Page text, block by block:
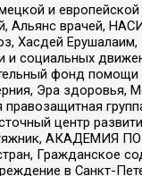
и
Альянс врачей,
Хасдей
социальных
фонд
Эра
центр
АКАДЕМИЯ
Гражданское
в Санкт-